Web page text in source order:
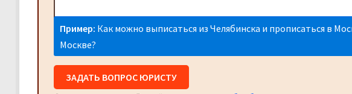
Пример: Как можно выписаться из Челябинска и прописаться в
Москве?
ЗАДАТЬ ВОПРОС ЮРИСТУ